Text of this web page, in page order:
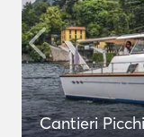
Cantieri